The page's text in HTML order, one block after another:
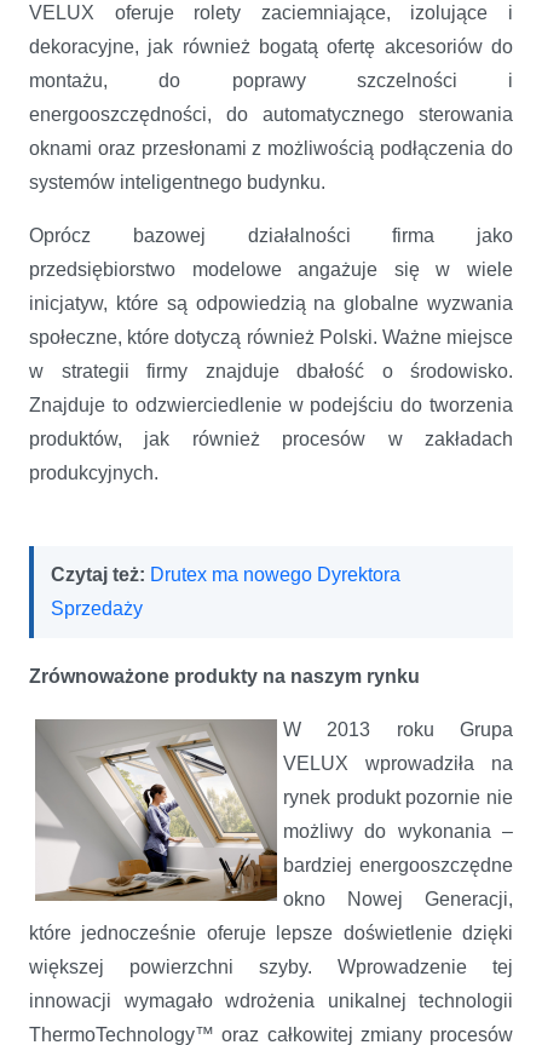
VELUX oferuje rolety zaciemniające, izolujące i
dekoracyjne, jak również bogatą ofertę akcesoriów do
montażu, do poprawy szczelności i
energooszczędności, do automatycznego sterowania
oknami oraz przesłonami z możliwością podłączenia do
systemów inteligentnego budynku.
Oprócz bazowej działalności firma jako
przedsiębiorstwo modelowe angażuje się w wiele
inicjatyw, które są odpowiedzią na globalne wyzwania
społeczne, które dotyczą również Polski. Ważne miejsce
w strategii firmy znajduje dbałość o środowisko.
Znajduje to odzwierciedlenie w podejściu do tworzenia
produktów, jak również procesów w zakładach
produkcyjnych.
Czytaj też: Drutex ma nowego Dyrektora
Sprzedaży
Zrównoważone produkty na naszym rynku
W 2013 roku Grupa
VELUX wprowadziła na
rynek produkt pozornie nie
możliwy do wykonania –
bardziej energooszczędne
okno Nowej Generacji,
które jednocześnie oferuje lepsze doświetlenie dzięki
większej powierzchni szyby. Wprowadzenie tej
innowacji wymagało wdrożenia unikalnej technologii
ThermoTechnology™ oraz całkowitej zmiany procesów